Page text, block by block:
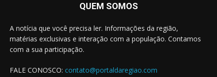
QUEM SOMOS
A notícia que você precisa ler. Informações da região,
matérias exclusivas e interação com a população. Contamos
com a sua participação.
FALE CONOSCO: contato@portaldaregiao.com